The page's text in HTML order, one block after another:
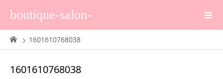
boutique-salon-
1601610768038
1601610768038